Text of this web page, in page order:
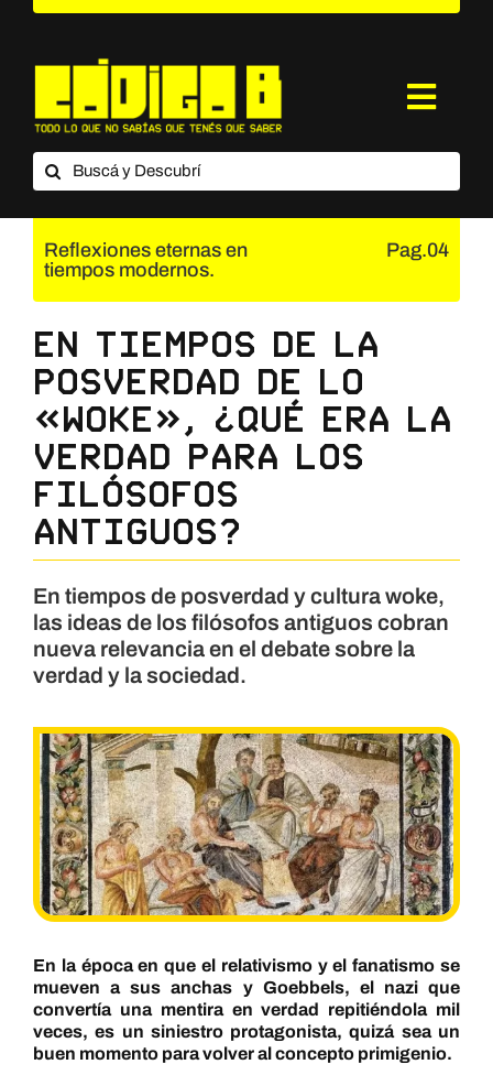
Saltar
¿Qué es Código B?
Suscripción
Contacto
Buscar:
Reflexiones eternas en
tiempos modernos.
Pag.04
En tiempos de la
posverdad de lo
«woke», ¿qué era la
verdad para los
filósofos
antiguos?
En tiempos de posverdad y cultura woke,
las ideas de los filósofos antiguos cobran
nueva relevancia en el debate sobre la
verdad y la sociedad.
En la época en que el relativismo y el fanatismo se
mueven a sus anchas y Goebbels, el nazi que
convertía una mentira en verdad repitiéndola mil
veces, es un siniestro protagonista, quizá sea un
buen momento para volver al concepto primigenio.